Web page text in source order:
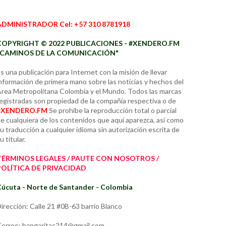
Cel: +57 310 8781918
© 2022 PUBLICACIONES - #XENDERO.FM
DE LA COMUNICACIÓN"
una publicación para Internet con la misión de llevar
de primera mano sobre las noticias y hechos del
Metropolitana Colombia y el Mundo. Todos las marcas
son propiedad de la compañía respectiva o de
Se prohíbe la reproducción total o parcial
cualquiera de los contenidos que aquí aparezca, así como
traducción a cualquier idioma sin autorización escrita de
titular.
LEGALES / PAUTE CON NOSOTROS /
DE PRIVACIDAD
- Norte de Santander - Colombia
Calle 21 #0B-63 barrio Blanco